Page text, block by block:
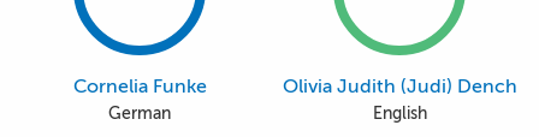
Cornelia Funke
German
Olivia Judith (Judi) Dench
English